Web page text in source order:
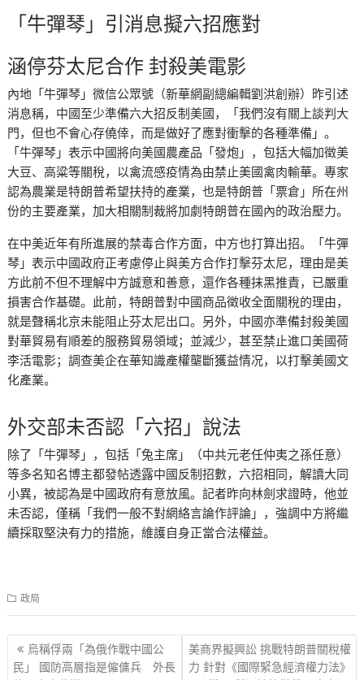
「牛彈琴」引消息擬六招應對
涵停芬太尼合作 封殺美電影
內地「牛彈琴」微信公眾號（新華網副總編輯劉洪創辦）昨引述
消息稱，中國至少準備六大招反制美國，「我們沒有關上談判大
門，但也不會心存僥倖，而是做好了應對衝擊的各種準備」。
「牛彈琴」表示中國將向美國農產品「發炮」，包括大幅加徵美
大豆、高粱等關稅，以禽流感疫情為由禁止美國禽肉輸華。專家
認為農業是特朗普希望扶持的產業，也是特朗普「票倉」所在州
份的主要產業，加大相關制裁將加劇特朗普在國內的政治壓力。
在中美近年有所進展的禁毒合作方面，中方也打算出招。「牛彈
琴」表示中國政府正考慮停止與美方合作打擊芬太尼，理由是美
方此前不但不理解中方誠意和善意，還作各種抹黑推責，已嚴重
損害合作基礎。此前，特朗普對中國商品徵收全面關稅的理由，
就是聲稱北京未能阻止芬太尼出口。另外，中國亦準備封殺美國
對華貿易有順差的服務貿易領域；並減少，甚至禁止進口美國荷
李活電影；調查美企在華知識產權壟斷獲益情况，以打擊美國文
化產業。
外交部未否認「六招」說法
除了「牛彈琴」，包括「兔主席」（中共元老任仲夷之孫任意）
等多名知名博主都發帖透露中國反制招數，六招相同，解讀大同
小異，被認為是中國政府有意放風。記者昨向林劍求證時，他並
未否認，僅稱「我們一般不對網絡言論作評論」，強調中方將繼
續採取堅決有力的措施，維護自身正當合法權益。
政局
文
章
烏稱俘兩「為俄作戰中國公
民」 國防高層指是僱傭兵 外長
美商界擬興訟 挑戰特朗普關稅權
力 針對《國際緊急經濟權力法》